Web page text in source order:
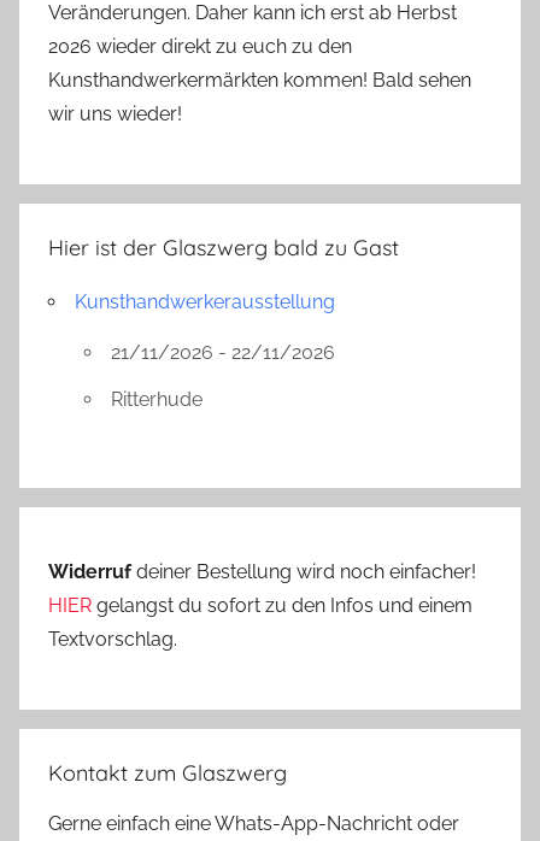
Veränderungen. Daher kann ich erst ab Herbst
2026 wieder direkt zu euch zu den
Kunsthandwerkermärkten kommen! Bald sehen
wir uns wieder!
Hier ist der Glaszwerg bald zu Gast
Kunsthandwerkerausstellung
21/11/2026 - 22/11/2026
Ritterhude
Widerrufdeiner Bestellung wird noch einfacher!
HIER gelangst du sofort zu den Infos und einem
Textvorschlag.
Kontakt zum Glaszwerg
Gerne einfach eine Whats-App-Nachricht oder